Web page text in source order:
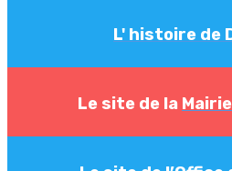
L' histoire de
Le site de la